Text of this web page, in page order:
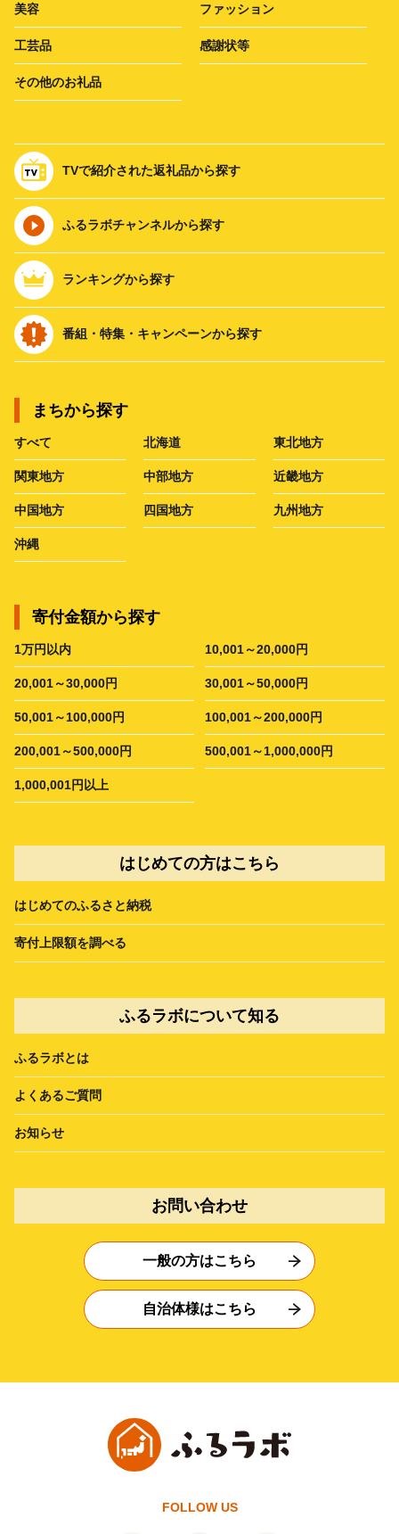
美容 ファッション
工芸品 感謝状等
その他のお礼品
TVで紹介された返礼品から探す
ふるラボチャンネルから探す
ランキングから探す
番組・特集・キャンペーンから探す
まちから探す
すべて 北海道 東北地方
関東地方 中部地方 近畿地方
中国地方 四国地方 九州地方
沖縄
寄付金額から探す
1万円以内 10,001～20,000円
20,001～30,000円 30,001～50,000円
50,001～100,000円 100,001～200,000円
200,001～500,000円 500,001～1,000,000円
1,000,001円以上
はじめての方はこちら
はじめてのふるさと納税
寄付上限額を調べる
ふるラボについて知る
ふるラボとは
よくあるご質問
お知らせ
お問い合わせ
一般の方はこちら
自治体様はこちら
FOLLOW US